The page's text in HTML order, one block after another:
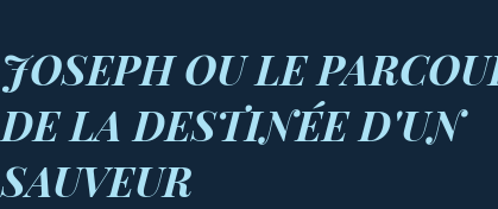
JOSEPH OU LE
DE LA DESTINÉE D'UN
SAUVEUR